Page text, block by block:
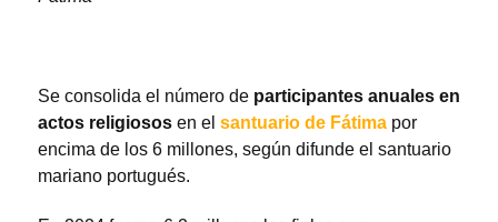
Se consolida el número de participantes anuales en
actos religiosos en el santuario de Fátima por
encima de los 6 millones, según difunde el santuario
mariano portugués.